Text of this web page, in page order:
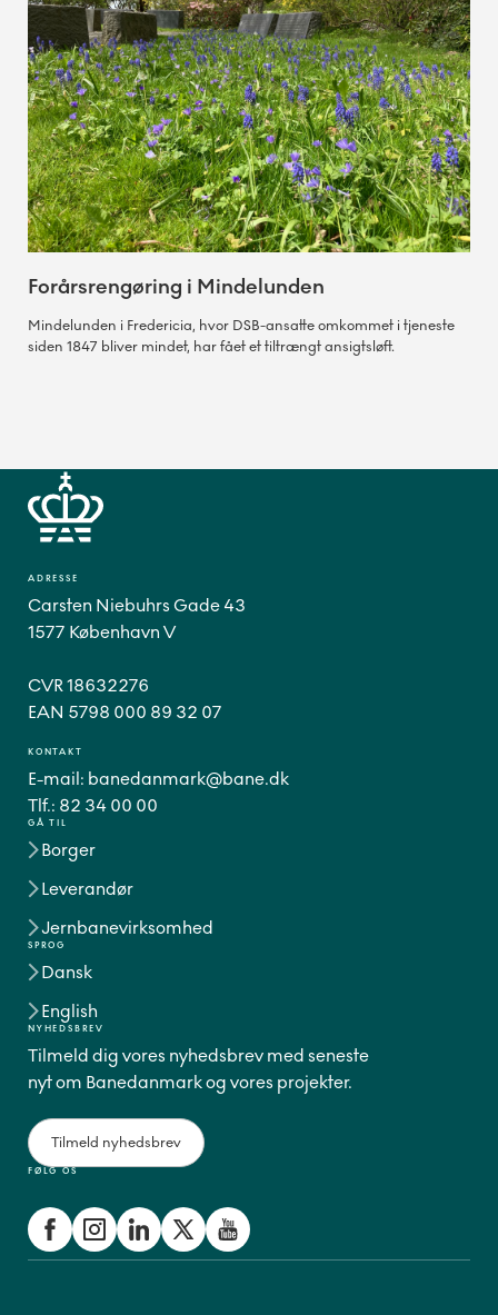
Forårsrengøring i Mindelunden
Mindelunden i Fredericia, hvor DSB-ansatte omkommet i tjeneste
siden 1847 bliver mindet, har fået et tiltrængt ansigtsløft.
GÅ TIL
Borger
Leverandør
Jernbanevirksomhed
SPROG
Dansk
English
FØLG OS
ADRESSE
Carsten Niebuhrs Gade 43
1577 København V
CVR 18632276
EAN 5798 000 89 32 07
KONTAKT
E-mail: banedanmark@bane.dk
Tlf.: 82 34 00 00
NYHEDSBREV
Tilmeld dig vores nyhedsbrev med seneste
nyt om Banedanmark og vores projekter.
Tilmeld nyhedsbrev